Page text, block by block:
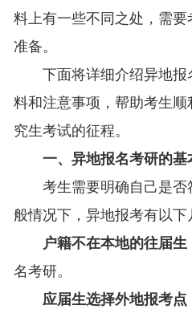
料上有一些不同之处，需
准备。
下面将详细介绍异地
料和注意事项，帮助考生
究生考试的征程。
一、异地报名考研的基
考生需要明确自己是
般情况下，异地报考有以下
户籍不在本地的往届生
名考研。
应届生选择外地报考点